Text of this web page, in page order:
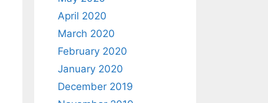
April 2020
March 2020
February 2020
January 2020
December 2019